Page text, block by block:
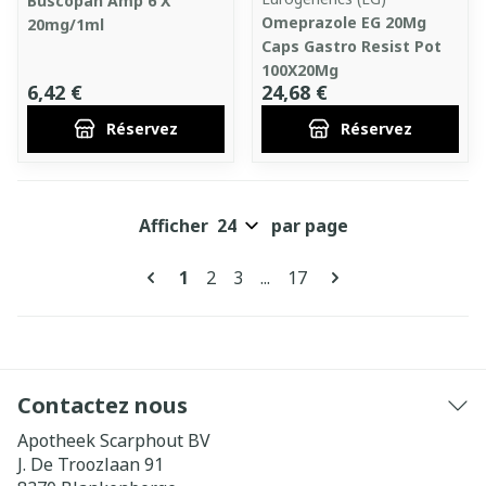
20mg/1ml
6,42 €
Réservez
Omeprazole EG 20Mg
Caps Gastro Resist Pot
100X20Mg
24,68 €
Réservez
Pages
Vous lisez actuellement la page
1 Page
2 Page
3 ... Page
17
Afficher par page
Contactez nous
Apotheek Scarphout BV
J. De Troozlaan 91